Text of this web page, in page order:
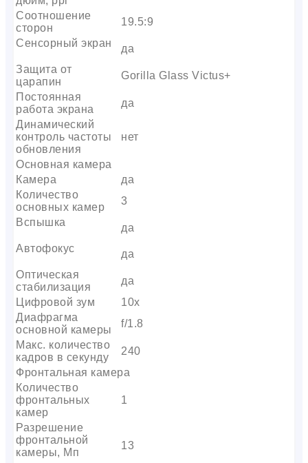
Соотношение
сторон
19.5:9
Сенсорный экран
да
Защита от
царапин
Gorilla Glass Victus+
Постоянная
работа экрана
да
Динамический
контроль частоты
обновления
нет
Основная камера
Камера
да
Количество
основных камер
3
Вспышка
да
Автофокус
да
Оптическая
стабилизация
да
Цифровой зум
10x
Диафрагма
основной камеры
f/1.8
Макс. количество
кадров в секунду
240
Фронтальная камера
Количество
фронтальных
камер
1
Разрешение
фронтальной
камеры, Мп
13